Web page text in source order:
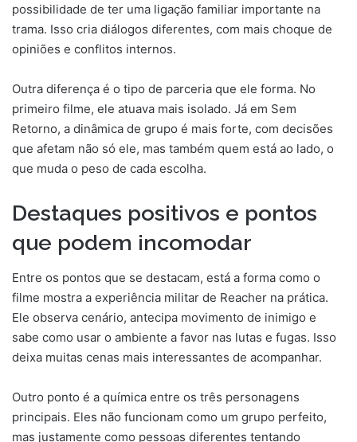
possibilidade de ter uma ligação familiar importante na
trama. Isso cria diálogos diferentes, com mais choque de
opiniões e conflitos internos.
Outra diferença é o tipo de parceria que ele forma. No
primeiro filme, ele atuava mais isolado. Já em Sem
Retorno, a dinâmica de grupo é mais forte, com decisões
que afetam não só ele, mas também quem está ao lado, o
que muda o peso de cada escolha.
Destaques positivos e pontos
que podem incomodar
Entre os pontos que se destacam, está a forma como o
filme mostra a experiência militar de Reacher na prática.
Ele observa cenário, antecipa movimento de inimigo e
sabe como usar o ambiente a favor nas lutas e fugas. Isso
deixa muitas cenas mais interessantes de acompanhar.
Outro ponto é a química entre os três personagens
principais. Eles não funcionam como um grupo perfeito,
mas justamente como pessoas diferentes tentando